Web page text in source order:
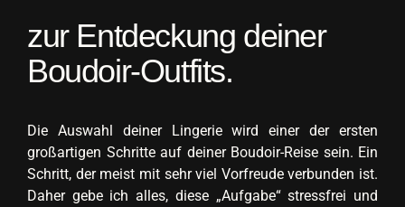
zur Entdeckung deiner
Boudoir-Outfits.
Die Auswahl deiner Lingerie wird einer der ersten
großartigen Schritte auf deiner Boudoir-Reise sein. Ein
Schritt, der meist mit sehr viel Vorfreude verbunden ist.
Daher gebe ich alles, diese „Aufgabe“ stressfrei und